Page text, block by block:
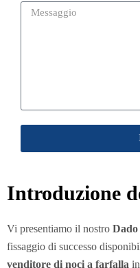
Introduzione
Vi presentiamo il nostro
fissaggio di successo
venditore di noci a farfalla